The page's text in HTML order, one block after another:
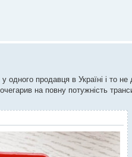
продавця в Україні і то
на повну потужність